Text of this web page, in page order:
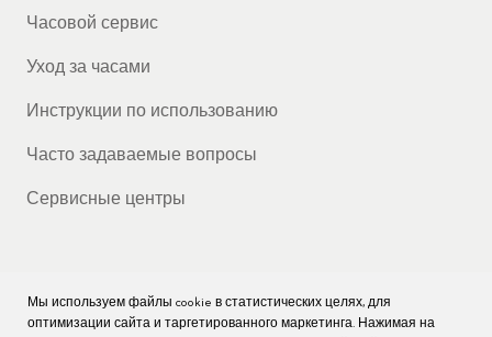
Часовой сервис
Уход за часами
Инструкции по использованию
Часто задаваемые вопросы
Сервисные центры
КОМПАНИЯ
Мы используем файлы cookie в статистических целях, для
оптимизации сайта и таргетированного маркетинга. Нажимая на